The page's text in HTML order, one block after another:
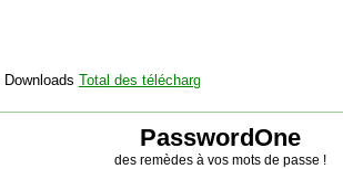
Total des téléchargements
PasswordOne
des remèdes à vos mots de passe !